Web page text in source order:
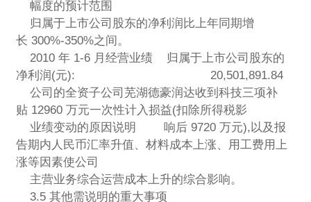
幅度的预计范围
归属于上市公司股东的净利润比上年同期增
长 300%-350%之间。
2010 年 1-6 月经营业绩 归属于上市公司股东的
净利润(元): 20,501,891.84
公司的全资子公司芜湖德豪润达收到科技三项补
贴 12960 万元一次性计入损益(扣除所得税影
业绩变动的原因说明 响后 9720 万元),以及报
告期内人民币汇率升值、材料成本上涨、用工费用上
涨等因素使公司
主营业务综合运营成本上升的综合影响。
3.5 其他需说明的重大事项